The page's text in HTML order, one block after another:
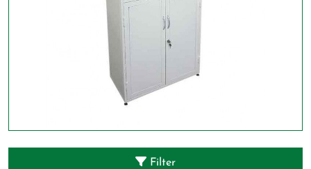
Filter